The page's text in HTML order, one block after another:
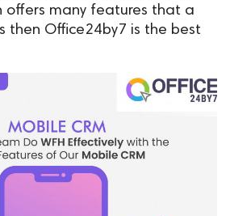
offers many features that a
then Office24by7 is the best